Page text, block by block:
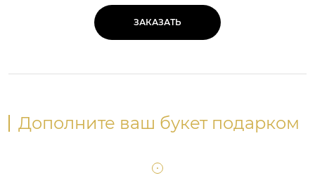
ЗАКАЗАТЬ
Дополните ваш букет подарком